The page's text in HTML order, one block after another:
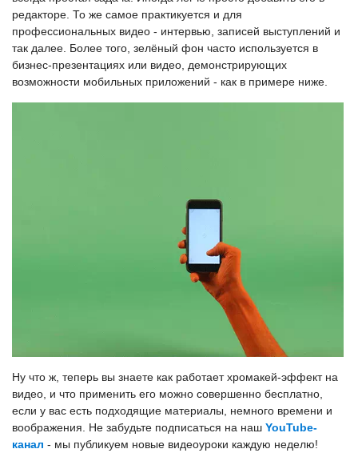
редакторе. То же самое практикуется и для
профессиональных видео - интервью, записей выступлений и
так далее. Более того, зелёный фон часто используется в
бизнес-презентациях или видео, демонстрирующих
возможности мобильных приложений - как в примере ниже.
Ну что ж, теперь вы знаете как работает хромакей-эффект на
видео, и что применить его можно совершенно бесплатно,
если у вас есть подходящие материалы, немного времени и
воображения. Не забудьте подписаться на наш YouTube-
канал - мы публикуем новые видеоуроки каждую неделю!